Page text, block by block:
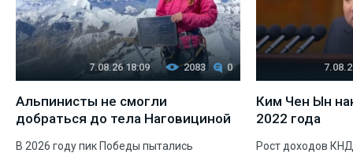
7.08.26 18:09 2083 0
Альпинисты не смогли
добраться до тела Наговициной
В 2026 году пик Победы пытались
Ким Чен Ын
2022 года
Рост доходов